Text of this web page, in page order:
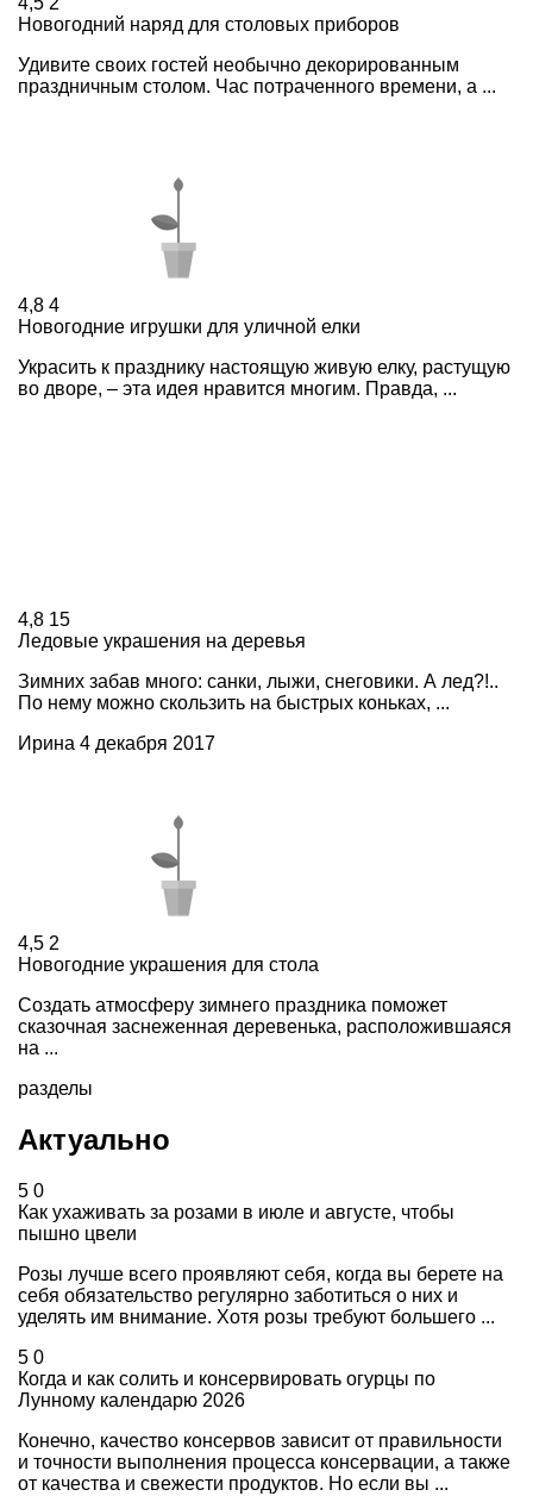
Новогодний наряд для столовых приборов
Удивите своих гостей необычно декорированным
праздничным столом. Час потраченного времени, а ...
4,8 4
Новогодние игрушки для уличной елки
Украсить к празднику настоящую живую елку, растущую
во дворе, – эта идея нравится многим. Правда, ...
4,8 15
Ледовые украшения на деревья
Зимних забав много: санки, лыжи, снеговики. А лед?!..
По нему можно скользить на быстрых коньках, ...
Ирина 4 декабря 2017
4,5 2
Новогодние украшения для стола
Создать атмосферу зимнего праздника поможет
сказочная заснеженная деревенька, расположившаяся
на ...
разделы
Актуально
5 0
Как ухаживать за розами в июле и августе, чтобы
пышно цвели
Розы лучше всего проявляют себя, когда вы берете на
себя обязательство регулярно заботиться о них и
уделять им внимание. Хотя розы требуют большего ...
5 0
Когда и как солить и консервировать огурцы по
Лунному календарю 2026
Конечно, качество консервов зависит от правильности
и точности выполнения процесса консервации, а также
от качества и свежести продуктов. Но если вы ...